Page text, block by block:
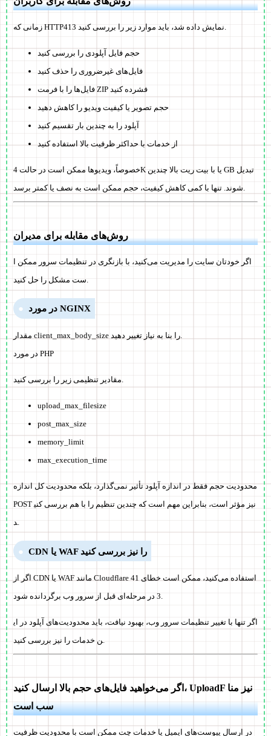
زمانی که HTTP413 نمایش داده شد، باید موارد زیر را بررسی کنید.
حجم فایل آپلودی را بررسی کنید
فایل‌های غیرضروری را حذف کنید
فایل‌ها را با فرمت ZIP فشرده کنید
حجم تصویر یا کیفیت ویدیو را کاهش دهید
آپلود را به چندین بار تقسیم کنید
از خدمات با حداکثر ظرفیت بالا استفاده کنید
خصوصاً، ویدیوها ممکن است در حالت 4K یا با بیت ریت بالا چندین GB تبدیل
شوند. تنها با کمی کاهش کیفیت، حجم ممکن است به نصف یا کمتر برسد.
روش‌های مقابله برای مدیران
اگر خودتان سایت را مدیریت می‌کنید، با بازنگری در تنظیمات سرور ممکن ا
در مورد NGINX
مقدار client_max_body_size را بنا به نیاز تغییر دهید.
در مورد PHP
مقادیر تنظیمی زیر را بررسی کنید.
upload_max_filesize
post_max_size
memory_limit
max_execution_time
محدودیت حجم فقط در اندازه آپلود تأثیر نمی‌گذارد، بلکه محدودیت کل اندازه
POST نیز مؤثر است، بنابراین مهم است که چندین تنظیم را با هم بررسی کنی
د.
CDN یا WAF را نیز بررسی کنید
اگر از CDN یا WAF مانند Cloudflare استفاده می‌کنید، ممکن است خطای 41
3 در مرحله‌ای قبل از سرور وب برگردانده شود.
اگر تنها با تغییر تنظیمات سرور وب، بهبود نیافت، باید محدودیت‌های آپلود در ای
ن خدمات را نیز بررسی کنید.
اگر می‌خواهید فایل‌های حجم بالا ارسال کنید، UploadF نیز منا
سب است
در ارسال پیوست‌های ایمیل یا خدمات چت ممکن است با محدودیت ظرفیت